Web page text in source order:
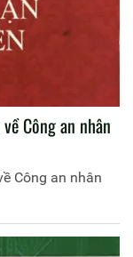
Công an nhân
Công an nhân